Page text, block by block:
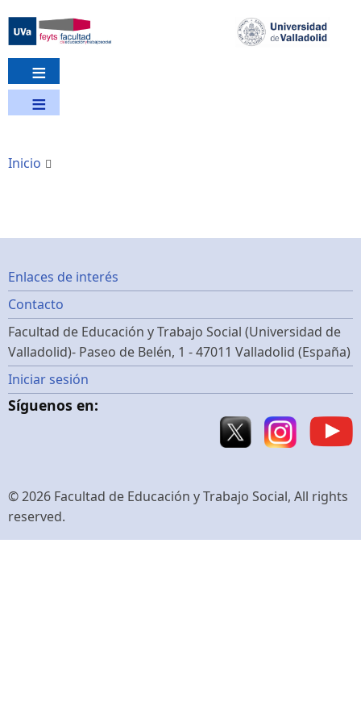
contenido
principal
Inicio
Footer
menu
Enlaces de interés
Contacto
Facultad de Educación y Trabajo Social (Universidad de
Valladolid)- Paseo de Belén, 1 - 47011 Valladolid (España)
Menú
de
de
usuario
Iniciar sesión
Síguenos en:
© 2026 Facultad de Educación y Trabajo Social, All rights
reserved.